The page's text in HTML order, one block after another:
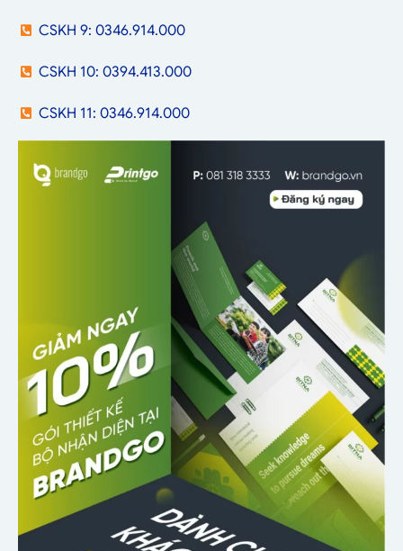
CSKH 9: 0346.914.000
CSKH 10: 0394.413.000
CSKH 11: 0346.914.000